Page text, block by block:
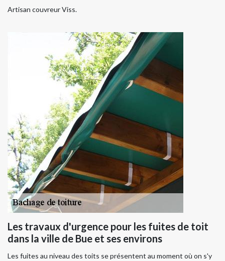
Artisan couvreur Viss.
Les travaux d'urgence pour les fuites de toit
dans la ville de Bue et ses environs
Les fuites au niveau des toits se présentent au moment où on s'y